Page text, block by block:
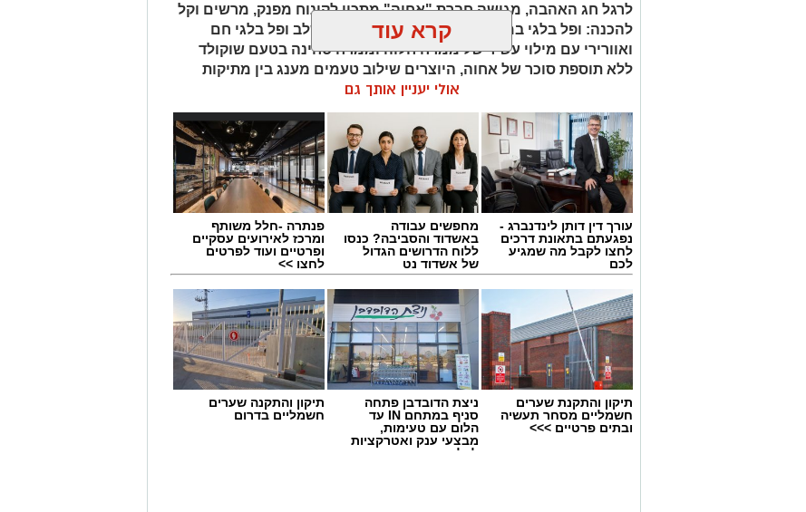
לרגל חג האהבה, מגישה חברת "אחוה" מתכון לקינוח מפנק, מרשים וקל
להכנה: ופל בלגי במילוי שוקולד וחלוה. המתכון משלב ופל בלגי חם
ואוורירי עם מילוי עשיר של ממרח חלוה וממרח טחינה בטעם שוקולד
ללא תוספת סוכר של אחוה, היוצרים שילוב טעמים מענג בין מתיקות
השוקולד לעומק הטעם הייחודי של החלוה. המתכון פשוט ומהיר להכנה,
אינו דורש מיומנות מיוחדת ומתאים לכל מי שמעוניין להפתיע את בן או
בת הזוג במחווה מתוקה ומיוחדת. בין אם מדובר בארוחת בוקר מפנקת,
קינוח לארוחה רומנטית או פינוק זוגי בסוף היום, הוופל הבלגי בטעם
שוקולד וחלוה יהפוך כל רגע לחגיגה של אהבה. ט"ו באב שמח!
קרא עוד
אולי יעניין אותך גם
עורך דין דותן לינדנברג -
נפגעתם בתאונת דרכים
לחצו לקבל מה שמגיע
לכם
מחפשים עבודה
באשדוד והסביבה? כנסו
ללוח הדרושים הגדול
של אשדוד נט
פנתרה -חלל משותף
ומרכז לאירועים עסקיים
ופרטיים ועוד לפרטים
לחצו >>
תיקון והתקנת שערים
חשמליים מסחר תעשיה
ובתים פרטיים >>>
ניצת הדובדבן פתחה
סניף במתחם IN עד
הלום עם טעימות,
מבצעי ענק ואטרקציות
לכל המשפחה
תיקון והתקנה שערים
חשמליים בדרום